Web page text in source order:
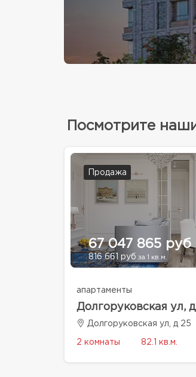
Посмотрите
Продажа
67 047 865 руб
816 661 руб за 1 кв.м.
апартаменты
Долгоруковская ул,
Долгоруковская ул, д 25
2 комнаты 82.1 кв.м.